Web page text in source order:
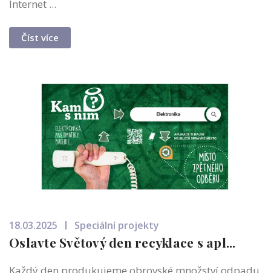
Internet ...
Číst více
18.03.2025 Speciální projekty
Oslavte Světový den recyklace s apl...